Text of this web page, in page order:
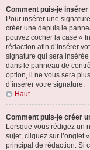
Comment puis-je
Pour insérer une
créer une depuis le
pouvez cocher la case «
rédaction afin d’insérer
signature qui sera
dans le panneau de
option, il ne vous sera
d’insérer votre signature.
Haut
Comment puis-je créer
Lorsque vous rédigez un
sujet, cliquez sur l’onglet
principal de rédaction. Si